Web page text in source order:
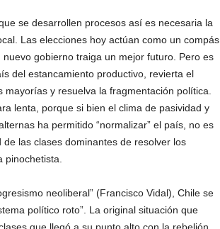
se desarrollen procesos así es necesaria la
Las elecciones hoy actúan como un compás
gobierno traiga un mejor futuro. Pero es
del estancamiento productivo, revierta el
y resuelva la fragmentación política.
lenta, porque si bien el clima de pasividad y
ha permitido “normalizar” el país, no es
las clases dominantes de resolver los
neoliberal” (Francisco Vidal), Chile se
político roto”. La original situación que